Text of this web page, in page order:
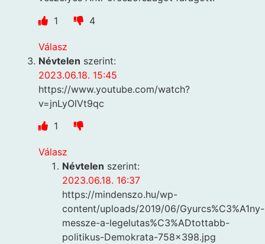
1
4
Válasz
Névtelen szerint:
2023.06.18. 15:45
https://www.youtube.com/watch?
v=jnLyOlVt9qc
1
Válasz
Névtelen szerint:
2023.06.18. 16:37
https://mindenszo.hu/wp-
content/uploads/2019/06/Gyurcs%C3%A1ny-
messze-a-legelutas%C3%ADtottabb-
politikus-Demokrata-758×398.jpg